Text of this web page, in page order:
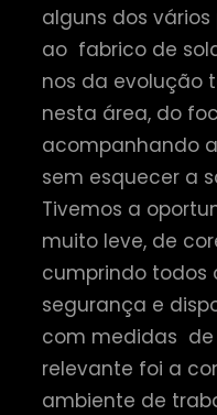
alguns dos
ao fabrico de
nos da evolução
nesta área, do
acompanhando
sem esquecer a
Tivemos a
muito leve, de
cumprindo todos
segurança e
com medidas de
relevante foi a
ambiente de